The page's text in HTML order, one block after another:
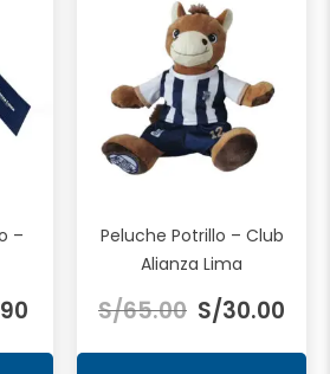
–
precio
actual
Peluche Potrillo – Club
Alianza Lima
S/65.00 precio
original
S/30.00